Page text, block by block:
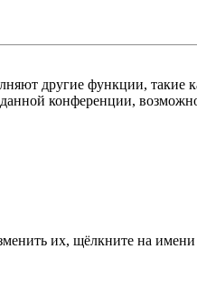
другие функции, такие
конференции,
их, щёлкните на